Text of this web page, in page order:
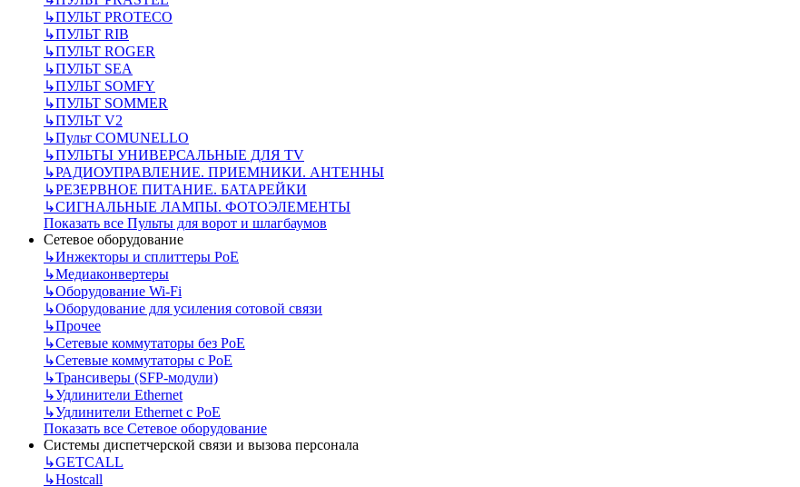
↳ПУЛЬТ PROTECO
↳ПУЛЬТ RIB
↳ПУЛЬТ ROGER
↳ПУЛЬТ SEA
↳ПУЛЬТ SOMFY
↳ПУЛЬТ SOMMER
↳ПУЛЬТ V2
↳Пульт СOMUNELLO
↳ПУЛЬТЫ УНИВЕРСАЛЬНЫЕ ДЛЯ TV
↳РАДИОУПРАВЛЕНИЕ. ПРИЕМНИКИ. АНТЕННЫ
↳РЕЗЕРВНОЕ ПИТАНИЕ. БАТАРЕЙКИ
↳СИГНАЛЬНЫЕ ЛАМПЫ. ФОТОЭЛЕМЕНТЫ
Показать все Пульты для ворот и шлагбаумов
Сетевое оборудование
↳Инжекторы и сплиттеры РоЕ
↳Медиаконвертеры
↳Оборудование Wi-Fi
↳Оборудование для усиления сотовой связи
↳Прочее
↳Сетевые коммутаторы без РоЕ
↳Сетевые коммутаторы с РоЕ
↳Трансиверы (SFP-модули)
↳Удлинители Ethernet
↳Удлинители Ethernet с PoE
Показать все Сетевое оборудование
Системы диспетчерской связи и вызова персонала
↳GETCALL
↳Hostcall